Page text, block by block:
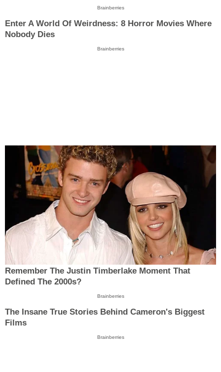
Brainberries
Enter A World Of Weirdness: 8 Horror Movies Where
Nobody Dies
Brainberries
Remember The Justin Timberlake Moment That
Defined The 2000s?
Brainberries
The Insane True Stories Behind Cameron's Biggest
Films
Brainberries